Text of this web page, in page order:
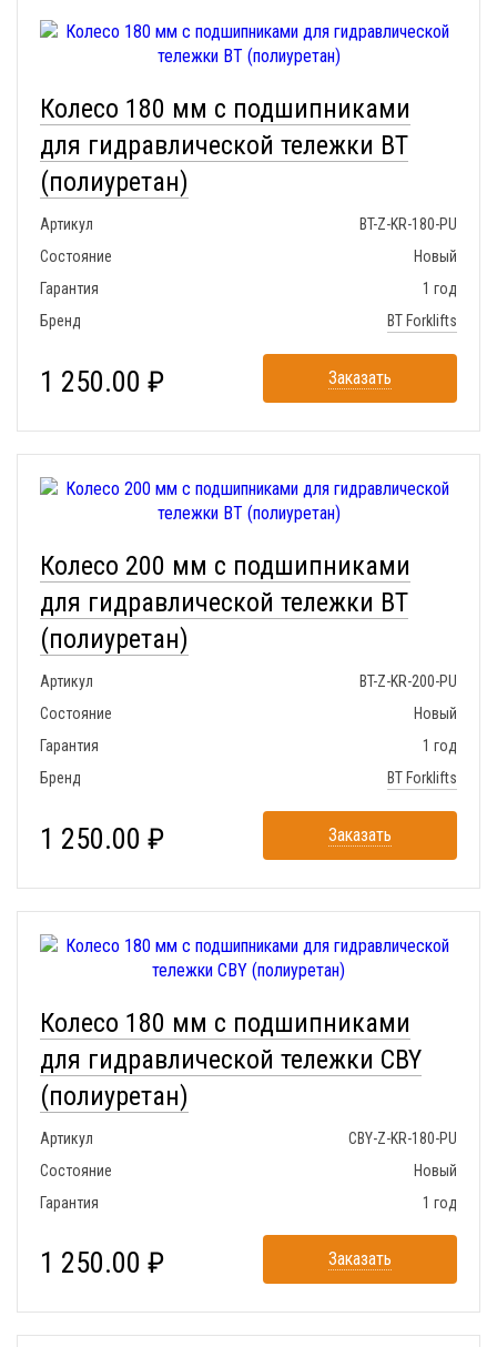
Колесо 180 мм с подшипниками
для гидравлической тележки BT
(полиуретан)
Артикул
BT-Z-KR-180-PU
Состояние
Новый
Гарантия
1 год
Бренд
BT Forklifts
1 250.00 ₽ Заказать
Колесо 200 мм с подшипниками
для гидравлической тележки BT
(полиуретан)
Артикул
BT-Z-KR-200-PU
Состояние
Новый
Гарантия
1 год
Бренд
BT Forklifts
1 250.00 ₽ Заказать
Колесо 180 мм с подшипниками
для гидравлической тележки CBY
(полиуретан)
Артикул
CBY-Z-KR-180-PU
Состояние
Новый
Гарантия
1 год
1 250.00 ₽ Заказать